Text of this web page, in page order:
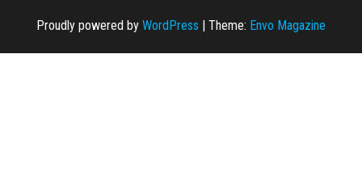
Proudly powered by WordPress | Theme: Envo Magazine